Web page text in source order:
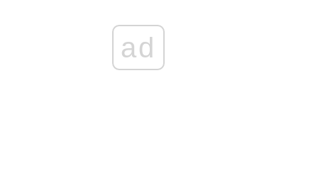
ad